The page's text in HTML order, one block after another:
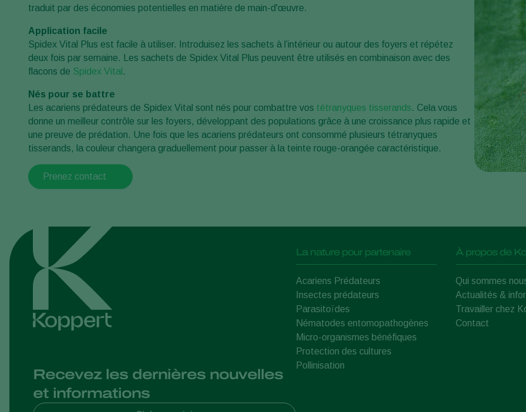
traduit par des économies potentielles en matière de main-d'œuvre.
Application facile
Spidex Vital Plus est facile à utiliser. Introduisez les sachets à l’intérieur ou autour des foyers et répétez
deux fois par semaine. Les sachets de Spidex Vital Plus peuvent être utilisés en combinaison avec des
flacons de Spidex Vital .
Nés pour se battre
Les acariens prédateurs de Spidex Vital sont nés pour combattre vos tétranyques tisserands. Cela vous
donne un meilleur contrôle sur les foyers, développant des populations grâce à une croissance plus rapide et
une preuve de prédation. Une fois que les acariens prédateurs ont consommé plusieurs tétranyques
tisserands, la couleur changera graduellement pour passer à la teinte rouge-orangée caractéristique.
Prenez contact
Recevez les dernières nouvelles
et informations
La nature pour partenaire
Acariens Prédateurs
Insectes prédateurs
Parasitoïdes
Nématodes entomopathogènes
Micro-organismes bénéfiques
Protection des cultures
Pollinisation
À propos de
Qui sommes
Actualités &
Travailler chez
Contact